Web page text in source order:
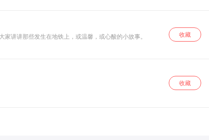
讲讲那些发生在地铁上，或温馨，或心酸的小故事。
收藏
收藏